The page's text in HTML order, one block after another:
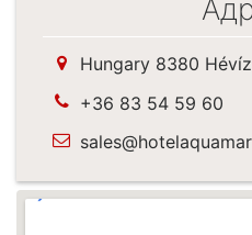
Hungary 8380
+36 83 54 59 60